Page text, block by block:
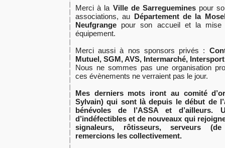
Merci à la Ville de Sarreguemines pour
associations, au Département de la
Neufgrange pour son accueil et la
équipement.
Merci aussi à nos sponsors privés :
Mutuel, SGM, AVS, Intermarché,
Nous ne sommes pas une organisation
ces évènements ne verraient pas le jour.
Mes derniers mots iront au comité
Sylvain) qui sont là depuis le début de
bénévoles de l’ASSA et d’ailleurs.
d’indéfectibles et de nouveaux qui
signaleurs, rôtisseurs, serveurs
remercions les collectivement.